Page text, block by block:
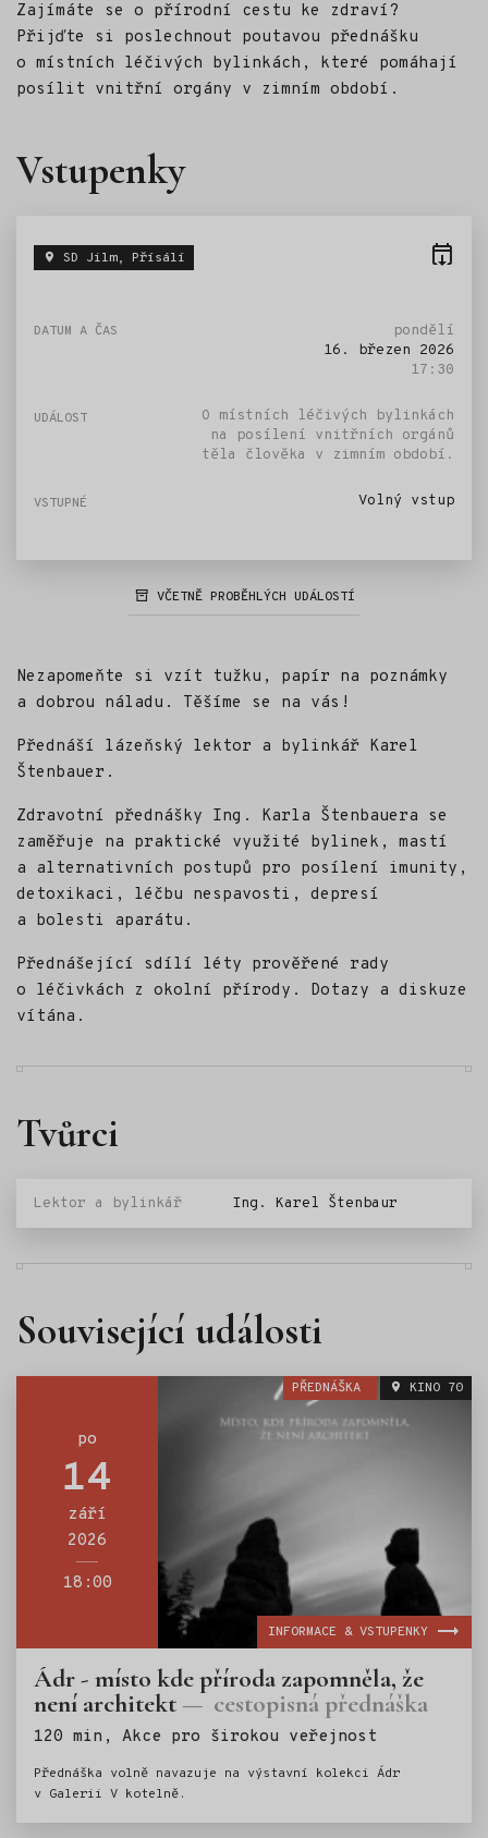
Zajímáte se o přírodní cestu ke zdraví?
Přijďte si poslechnout poutavou přednášku
o místních léčivých bylinkách, které pomáhají
posílit vnitřní orgány v zimním období.
Vstupenky
SD Jilm, Přísálí
pondělí
16. březen 2026
17:30
O místních léčivých bylinkách
na posílení vnitřních orgánů
těla člověka v zimním období.
Volný vstup
VČETNĚ PROBĚHLÝCH UDÁLOSTÍ
Nezapomeňte si vzít tužku, papír na poznámky
a dobrou náladu. Těšíme se na vás!
Přednáší lázeňský lektor a bylinkář Karel
Štenbauer.
Zdravotní přednášky Ing. Karla Štenbauera se
zaměřuje na praktické využité bylinek, mastí
a alternativních postupů pro posílení imunity,
detoxikaci, léčbu nespavosti, depresí
a bolesti aparátu.
Přednášející sdílí léty prověřené rady
o léčivkách z okolní přírody. Dotazy a diskuze
vítána.
Tvůrci
Lektor a bylinkář Ing. Karel Štenbaur
Související události
po
14
září
2026
18:00
PŘEDNÁŠKA KINO 70
Ádr - místo kde příroda zapomněla, že
není architekt cestopisná přednáška
120 min, Akce pro širokou veřejnost
Přednáška volně navazuje na výstavní kolekci Ádr
v Galerii V kotelně.
INFORMACE & VSTUPENKY